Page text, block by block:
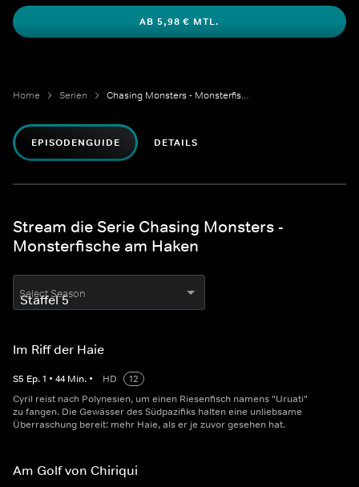
AB 5,98 € MTL.
Home Serien Chasing Monsters - Monsterfische am Haken
EPISODENGUIDE DETAILS
Stream die Serie Chasing Monsters -
Monsterfische am Haken
Select Season
Im Riff der Haie
S5 Ep.1 • 44 Min. • HD
12
Cyril reist nach Polynesien, um einen Riesenfisch namens "Uruati"
zu fangen. Die Gewässer des Südpazifiks halten eine unliebsame
Überraschung bereit: mehr Haie, als er je zuvor gesehen hat.
Am Golf von Chiriqui